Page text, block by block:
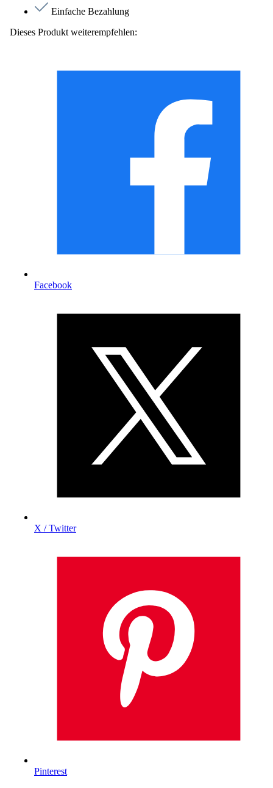
Einfache Bezahlung
Dieses Produkt weiterempfehlen:
Facebook
X / Twitter
Pinterest